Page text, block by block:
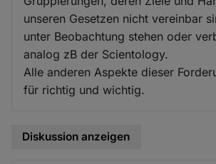
unseren Gesetzen nicht vereinbar
unter Beobachtung stehen oder
analog zB der Scientology.
Alle anderen Aspekte dieser
für richtig und wichtig.
Diskussion anzeigen